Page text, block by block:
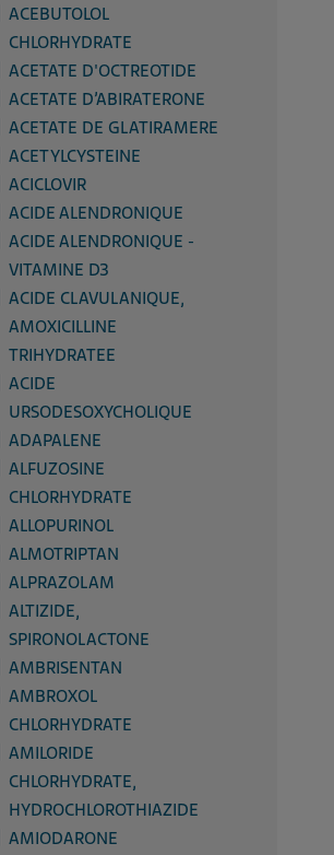
ACEBUTOLOL
CHLORHYDRATE
ACETATE D'OCTREOTIDE
ACETATE D’ABIRATERONE
ACETATE DE GLATIRAMERE
ACETYLCYSTEINE
ACICLOVIR
ACIDE ALENDRONIQUE
ACIDE ALENDRONIQUE -
VITAMINE D3
ACIDE CLAVULANIQUE,
AMOXICILLINE
TRIHYDRATEE
ACIDE
URSODESOXYCHOLIQUE
ADAPALENE
ALFUZOSINE
CHLORHYDRATE
ALLOPURINOL
ALMOTRIPTAN
ALPRAZOLAM
ALTIZIDE,
SPIRONOLACTONE
AMBRISENTAN
AMBROXOL
CHLORHYDRATE
AMILORIDE
CHLORHYDRATE,
HYDROCHLOROTHIAZIDE
AMIODARONE